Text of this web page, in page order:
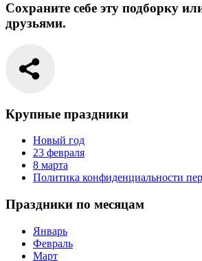
Сохраните себе эту подборку
друзьями.
Крупные праздники
Новый год
23 февраля
8 марта
Политика конфиденциальности
Праздники по месяцам
Январь
Февраль
Март